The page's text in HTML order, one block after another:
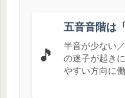
🎵
五音音階は
半音が少ない
の迷子が起き
やすい方向に働